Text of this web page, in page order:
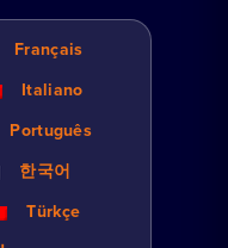
Français
Italiano
Português
한국어
Türkçe